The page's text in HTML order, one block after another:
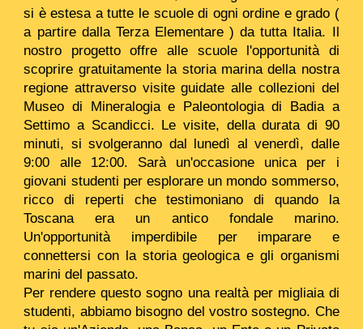
si è estesa a tutte le scuole di ogni ordine e grado (
a partire dalla Terza Elementare ) da tutta Italia. Il
nostro progetto offre alle scuole l'opportunità di
scoprire gratuitamente la storia marina della nostra
regione attraverso visite guidate alle collezioni del
Museo di Mineralogia e Paleontologia di Badia a
Settimo a Scandicci. Le visite, della durata di 90
minuti, si svolgeranno dal lunedì al venerdì, dalle
9:00 alle 12:00. Sarà un'occasione unica per i
giovani studenti per esplorare un mondo sommerso,
ricco di reperti che testimoniano di quando la
Toscana era un antico fondale marino.
Un'opportunità imperdibile per imparare e
connettersi con la storia geologica e gli organismi
marini del passato.
Per rendere questo sogno una realtà per migliaia di
studenti, abbiamo bisogno del vostro sostegno. Che